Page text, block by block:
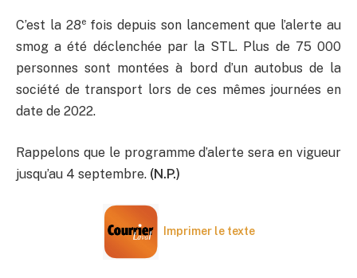
C’est la 28efois depuis son lancement que l’alerte au
smog a été déclenchée par la STL. Plus de 75 000
personnes sont montées à bord d’un autobus de la
société de transport lors de ces mêmes journées en
date de 2022.
Rappelons que le programme d’alerte sera en vigueur
jusqu’au 4 septembre. (N.P.)
Imprimer le texte